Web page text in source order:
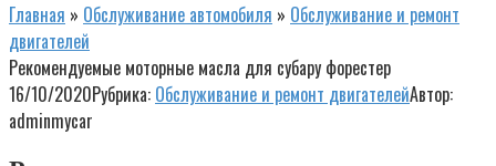
Главная » Обслуживание автомобиля » Обслуживание и ремонт
двигателей
Рекомендуемые моторные масла для субару форестер
16/10/2020Рубрика: Обслуживание и ремонт двигателейАвтор:
adminmycar